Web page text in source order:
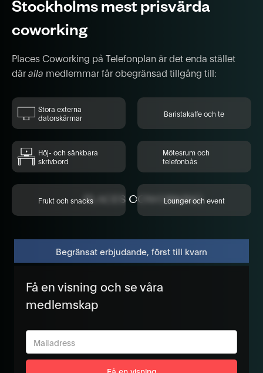
Stockholms mest prisvärda
coworking
Places Coworking på Telefonplan är det enda stället
däralla medlemmar får obegränsad tillgång till:
Stora externa
datorskärmar
Baristakaffe och te
Höj- och sänkbara
skrivbord
Mötesrum och
telefonbås
Frukt och snacks Lounger och event
Begränsat erbjudande, först till kvarn
Få en visning och se våra
medlemskap